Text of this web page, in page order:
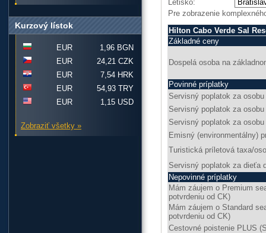
Letisko:
Pre zobrazenie
Hilton Cabo Verde Sal
Základné ceny
Dospelá osoba na
Povinné príplatky
Servisný poplatok za osobu
Servisný poplatok za osobu
Servisný poplatok za osobu
Emisný (environmentálny)
Turistická príletová taxa/
Servisný poplatok za dieťa
Nepovinné príplatky
Mám záujem o Premium
potvrdeniu od CK)
Mám záujem o Standard
potvrdeniu od CK)
Cestovné poistenie PLUS
Kurzový lístok
EUR
1,96 BGN
EUR
24,21 CZK
EUR
7,54 HRK
EUR
54,93 TRY
EUR
1,15 USD
Zobraziť všetky »